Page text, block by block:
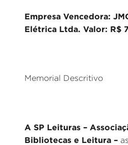
Empresa Vencedora:
Elétrica Ltda. Valor: R$
Memorial Descritivo
A SP Leituras –
Bibliotecas e Leitura –